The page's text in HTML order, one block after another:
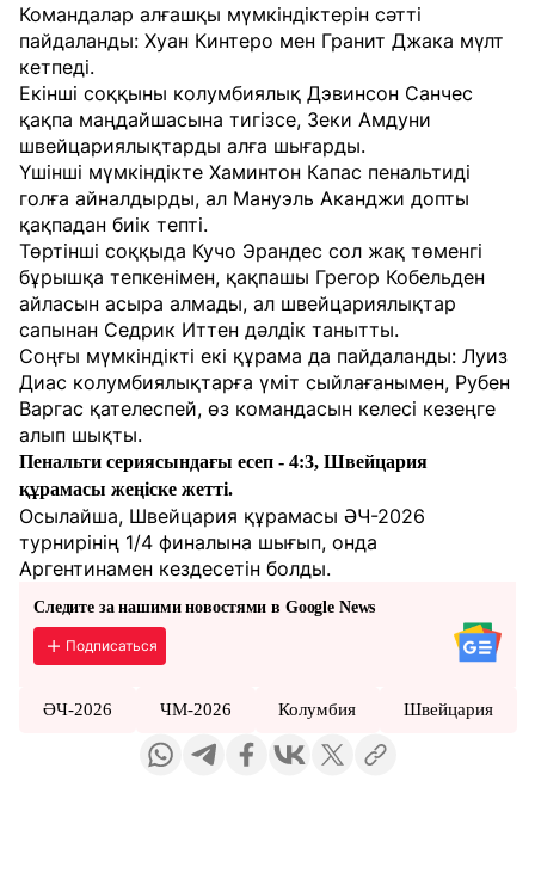
Командалар алғашқы мүмкіндіктерін сәтті
пайдаланды: Хуан Кинтеро мен Гранит Джака мүлт
кетпеді.
Екінші соққыны колумбиялық Дэвинсон Санчес
қақпа маңдайшасына тигізсе, Зеки Амдуни
швейцариялықтарды алға шығарды.
Үшінші мүмкіндікте Хаминтон Капас пенальтиді
голға айналдырды, ал Мануэль Аканджи допты
қақпадан биік тепті.
Төртінші соққыда Кучо Эрандес сол жақ төменгі
бұрышқа тепкенімен, қақпашы Грегор Кобельден
айласын асыра алмады, ал швейцариялықтар
сапынан Седрик Иттен дәлдік танытты.
Соңғы мүмкіндікті екі құрама да пайдаланды: Луиз
Диас колумбиялықтарға үміт сыйлағанымен, Рубен
Варгас қателеспей, өз командасын келесі кезеңге
алып шықты.
Пенальти сериясындағы есеп - 4:3, Швейцария
құрамасы жеңіске жетті.
Осылайша, Швейцария құрамасы ӘЧ-2026
турнирінің 1/4 финалына шығып, онда
Аргентинамен кездесетін болды.
Следите за нашими новостями в Google News
Подписаться
ӘЧ-2026 ЧМ-2026 Колумбия Швейцария